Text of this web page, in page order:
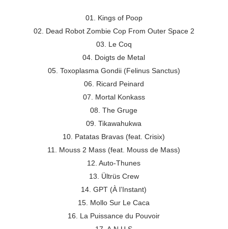
01. Kings of Poop
02. Dead Robot Zombie Cop From Outer Space 2
03. Le Coq
04. Doigts de Metal
05. Toxoplasma Gondii (Felinus Sanctus)
06. Ricard Peinard
07. Mortal Konkass
08. The Gruge
09. Tikawahukwa
10. Patatas Bravas (feat. Crisix)
11. Mouss 2 Mass (feat. Mouss de Mass)
12. Auto-Thunes
13. Ültrüs Crew
14. GPT (À l’Instant)
15. Mollo Sur Le Caca
16. La Puissance du Pouvoir